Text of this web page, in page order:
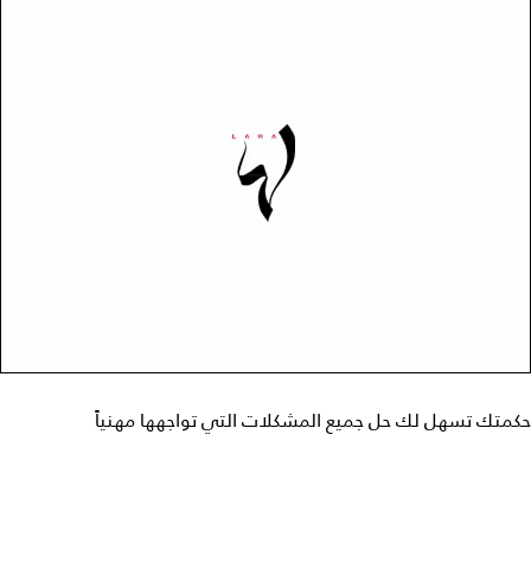
حكمتك تسهل لك حل جميع المشكلات التي تواجهها مهنياً